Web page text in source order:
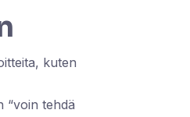
kuten
“voin tehdä